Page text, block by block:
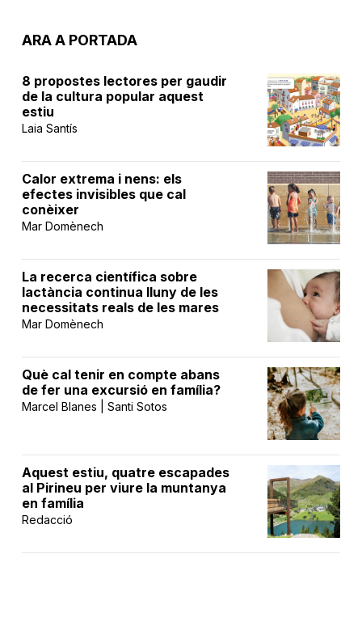
ARA A PORTADA
8 propostes lectores per gaudir
de la cultura popular aquest
estiu
Laia Santís
Calor extrema i nens: els
efectes invisibles que cal
conèixer
Mar Domènech
La recerca científica sobre
lactància continua lluny de les
necessitats reals de les mares
Mar Domènech
Què cal tenir en compte abans
de fer una excursió en família?
Marcel Blanes | Santi Sotos
Aquest estiu, quatre escapades
al Pirineu per viure la muntanya
en família
Redacció